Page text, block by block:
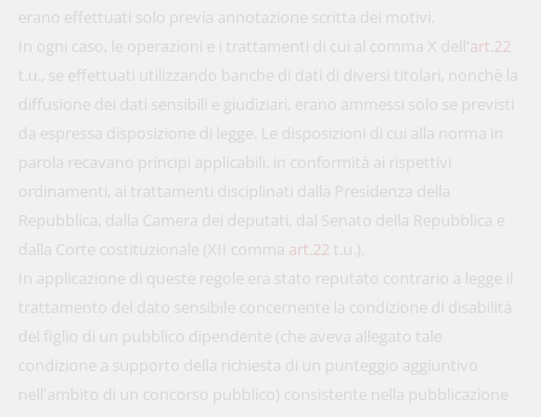
erano effettuati solo previa annotazione scritta dei motivi.
In ogni caso, le operazioni e i trattamenti di cui al comma X dell'art.22
t.u., se effettuati utilizzando banche di dati di diversi titolari, nonchè la
diffusione dei dati sensibili e giudiziari, erano ammessi solo se previsti
da espressa disposizione di legge. Le disposizioni di cui alla norma in
parola recavano principi applicabili, in conformità ai rispettivi
ordinamenti, ai trattamenti disciplinati dalla Presidenza della
Repubblica, dalla Camera dei deputati, dal Senato della Repubblica e
dalla Corte costituzionale (XII comma art.22 t.u.).
In applicazione di queste regole era stato reputato contrario a legge il
trattamento del dato sensibile concernente la condizione di disabilità
del figlio di un pubblico dipendente (che aveva allegato tale
condizione a supporto della richiesta di un punteggio aggiuntivo
nell'ambito di un concorso pubblico) consistente nella pubblicazione